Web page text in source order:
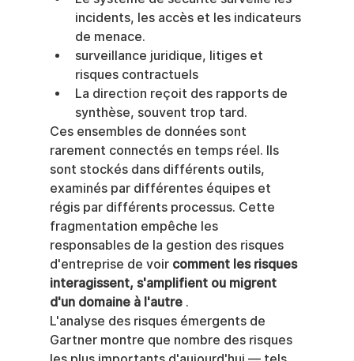
incidents, les accès et les indicateurs
de menace.
surveillance juridique, litiges et
risques contractuels
La direction reçoit des rapports de
synthèse, souvent trop tard.
Ces ensembles de données sont
rarement connectés en temps réel. Ils
sont stockés dans différents outils,
examinés par différentes équipes et
régis par différents processus. Cette
fragmentation empêche les
responsables de la gestion des risques
d'entreprise de voir comment les risques
interagissent, s'amplifient ou migrent
d'un domaine à l'autre .
L'analyse des risques émergents de
Gartner montre que nombre des risques